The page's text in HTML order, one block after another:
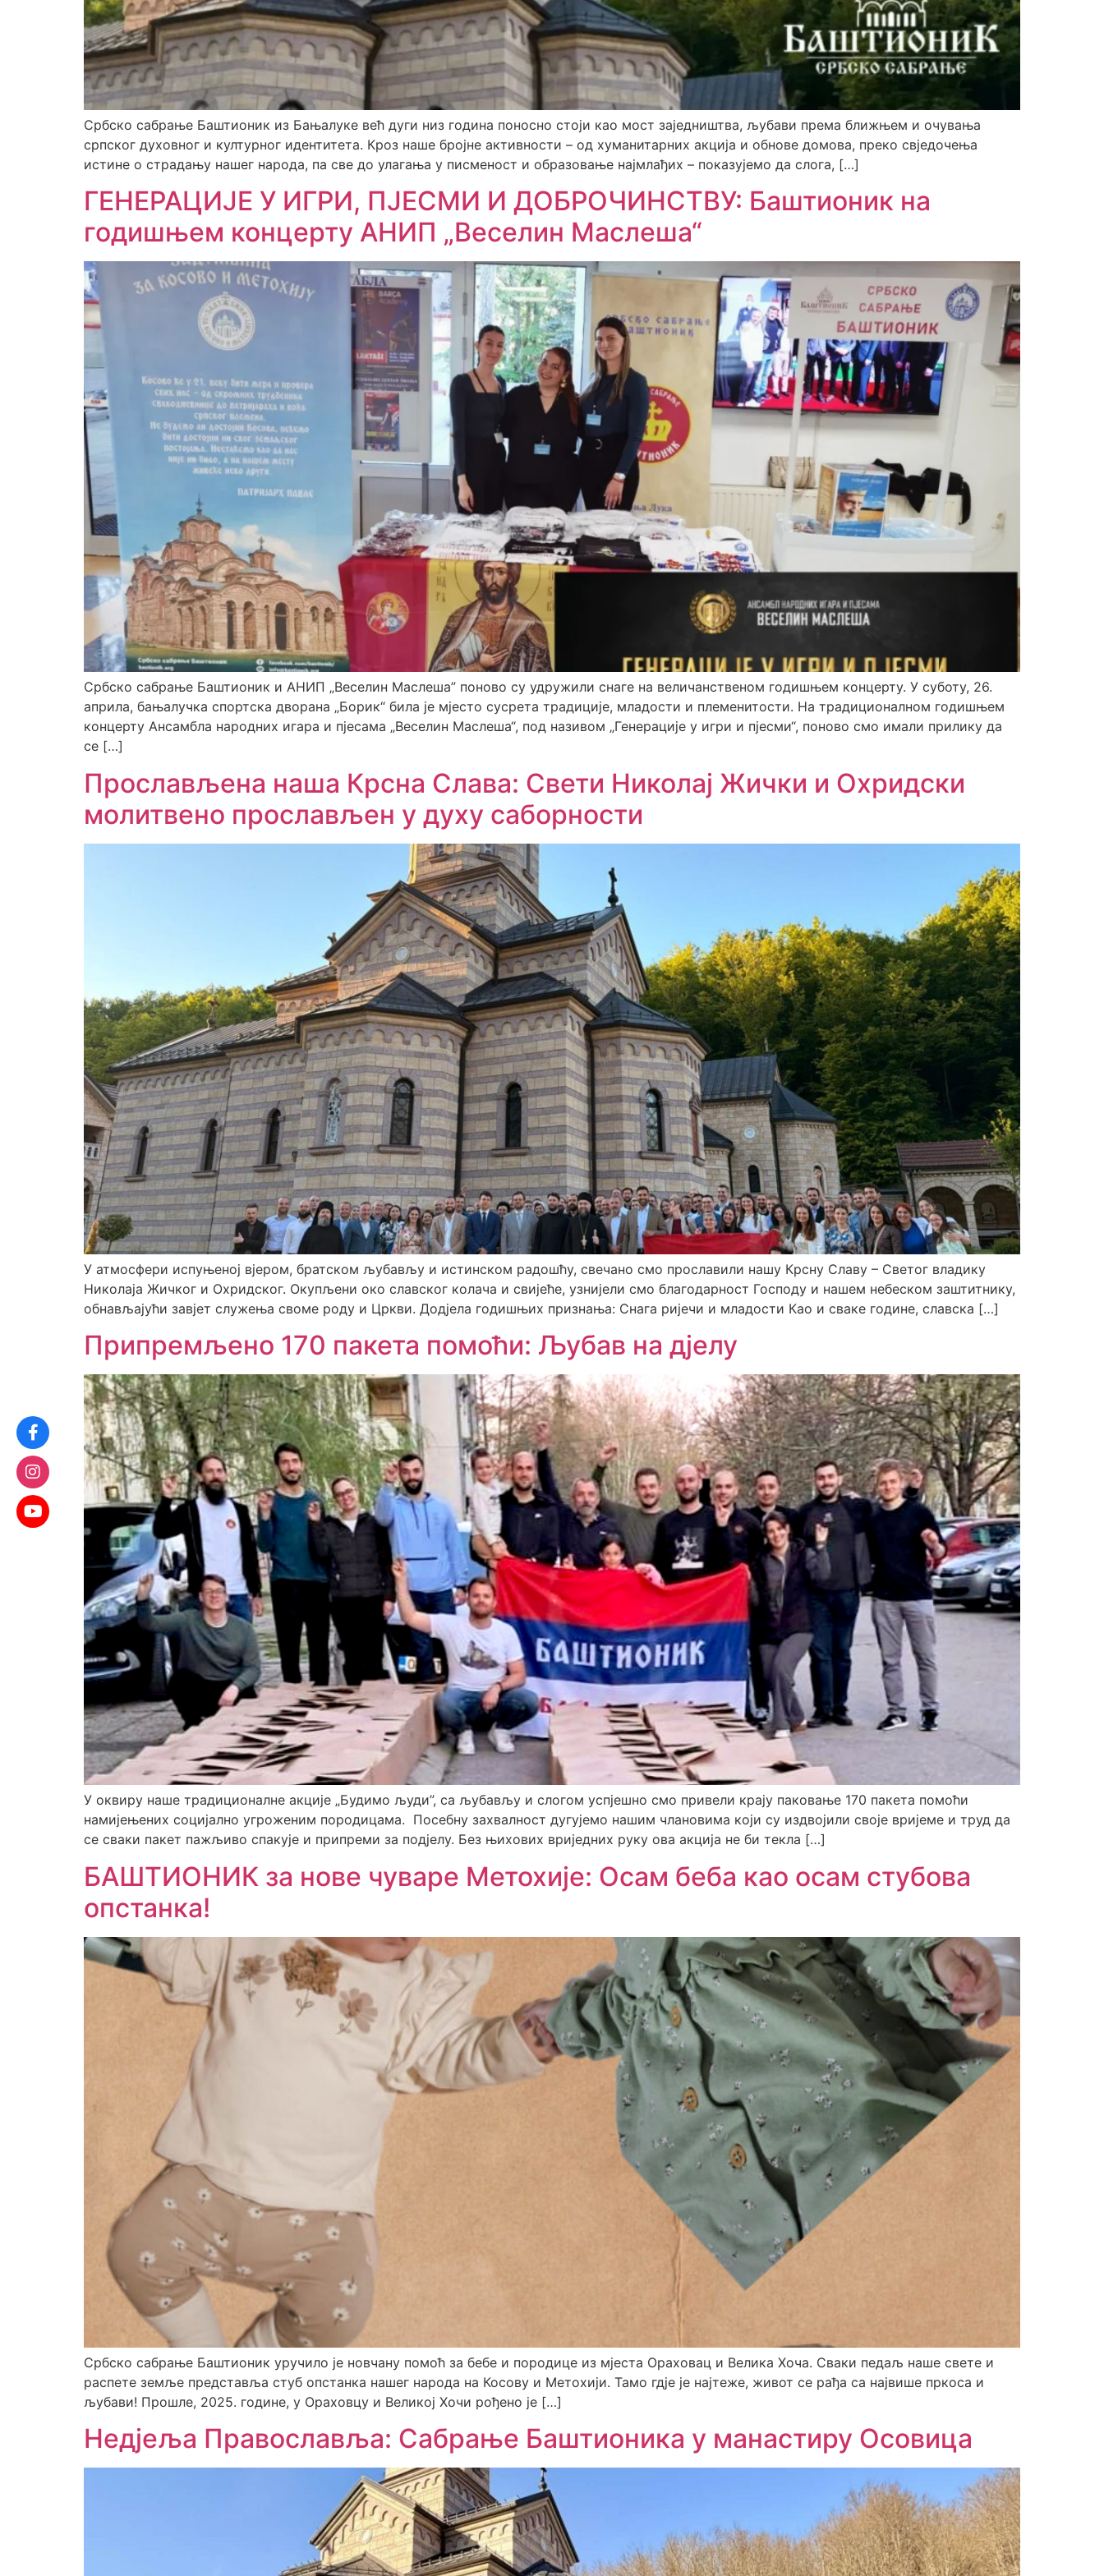
Србско сабрање Баштионик из Бањалуке већ дуги низ година поносно стоји као мост заједништва, љубави према ближњем и очувања
српског духовног и културног идентитета. Кроз наше бројне активности – од хуманитарних акција и обнове домова, преко свједочења
истине о страдању нашег народа, па све до улагања у писменост и образовање најмлађих – показујемо да слога, […]
ГЕНЕРАЦИЈЕ У ИГРИ, ПЈЕСМИ И ДОБРОЧИНСТВУ: Баштионик на
годишњем концерту АНИП „Веселин Маслеша“
Србско сабрање Баштионик и АНИП „Веселин Маслеша” поново су удружили снаге на величанственом годишњем концерту. У суботу, 26.
априла, бањалучка спортска дворана „Борик“ била је мјесто сусрета традиције, младости и племенитости. На традиционалном годишњем
концерту Ансамбла народних игара и пјесама „Веселин Маслеша“, под називом „Генерације у игри и пјесми“, поново смо имали прилику да
се […]
Прослављена наша Крсна Слава: Свети Николај Жички и Охридски
молитвено прослављен у духу саборности
У атмосфери испуњеној вјером, братском љубављу и истинском радошћу, свечано смо прославили нашу Крсну Славу – Светог владику
Николаја Жичког и Охридског. Окупљени око славског колача и свијеће, узнијели смо благодарност Господу и нашем небеском заштитнику,
обнављајући завјет служења своме роду и Цркви. ​Додјела годишњих признања: Снага ријечи и младости ​Као и сваке године, славска […]
Припремљено 170 пакета помоћи: Љубав на дјелу
У оквиру наше традиционалне акције „Будимо људи”, са љубављу и слогом успјешно смо привели крају паковање 170 пакета помоћи
намијењених социјално угроженим породицама. ​ Посебну захвалност дугујемо нашим члановима који су издвојили своје вријеме и труд да
се сваки пакет пажљиво спакује и припреми за подјелу. Без њихових вриједних руку ова акција не би текла […]
БАШТИОНИК за нове чуваре Метохије: Осам беба као осам стубова
опстанка!
Србско сабрање Баштионик уручило је новчану помоћ за бебе и породице из мјеста Ораховац и Велика Хоча. Сваки педаљ наше свете и
распете земље представља стуб опстанка нашег народа на Косову и Метохији. Тамо гдје је најтеже, живот се рађа са највише пркоса и
љубави! Прошле, 2025. године, у Ораховцу и Великој Хочи рођено је […]
Недјеља Православља: Сабрање Баштионика у манастиру Осовица